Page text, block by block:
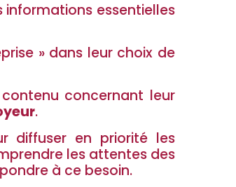
informations essentielles
» dans leur choix de
concernant leur
.
diffuser en priorité les
les attentes des
à ce besoin.